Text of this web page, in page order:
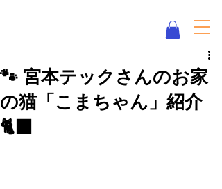
🐾 宮本テックさんのお家
の猫「こまちゃん」紹介
🐈‍⬛